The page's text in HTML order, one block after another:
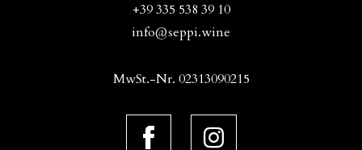
+39 335 538 39 10
info@seppi.wine
MwSt.-Nr. 02313090215